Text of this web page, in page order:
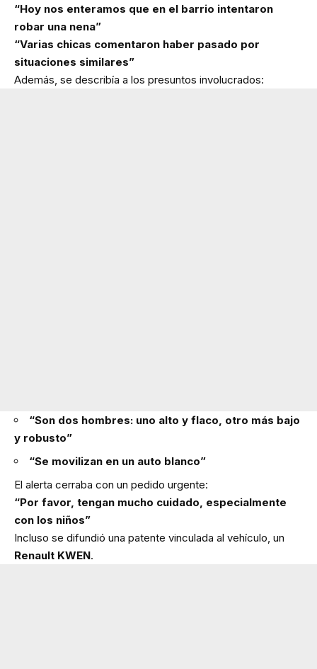
“Hoy nos enteramos que en el barrio intentaron
robar una nena”
“Varias chicas comentaron haber pasado por
situaciones similares”
Además, se describía a los presuntos involucrados:
“Son dos hombres: uno alto y flaco, otro más bajo
y robusto”
“Se movilizan en un auto blanco”
El alerta cerraba con un pedido urgente:
“Por favor, tengan mucho cuidado, especialmente
con los niños”
Incluso se difundió una patente vinculada al vehículo, un
Renault KWEN.